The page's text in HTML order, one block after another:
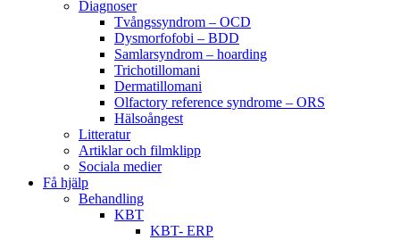
Diagnoser
Tvångssyndrom – OCD
Dysmorfofobi – BDD
Samlarsyndrom – hoarding
Trichotillomani
Dermatillomani
Olfactory reference syndrome – ORS
Hälsoångest
Litteratur
Artiklar och filmklipp
Sociala medier
Få hjälp
Behandling
KBT
KBT- ERP